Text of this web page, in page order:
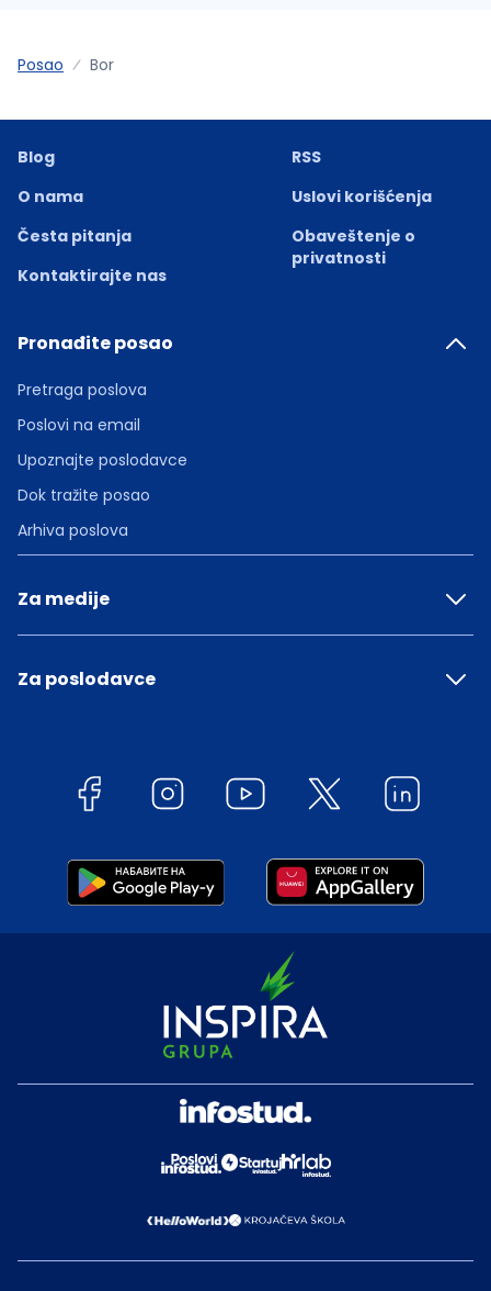
Posao Bor
Blog
O nama
Česta pitanja
Kontaktirajte nas
RSS
Uslovi korišćenja
Obaveštenje o
privatnosti
Pronađite posao
Pretraga poslova
Poslovi na email
Upoznajte poslodavce
Dok tražite posao
Arhiva poslova
Za medije
Za poslodavce